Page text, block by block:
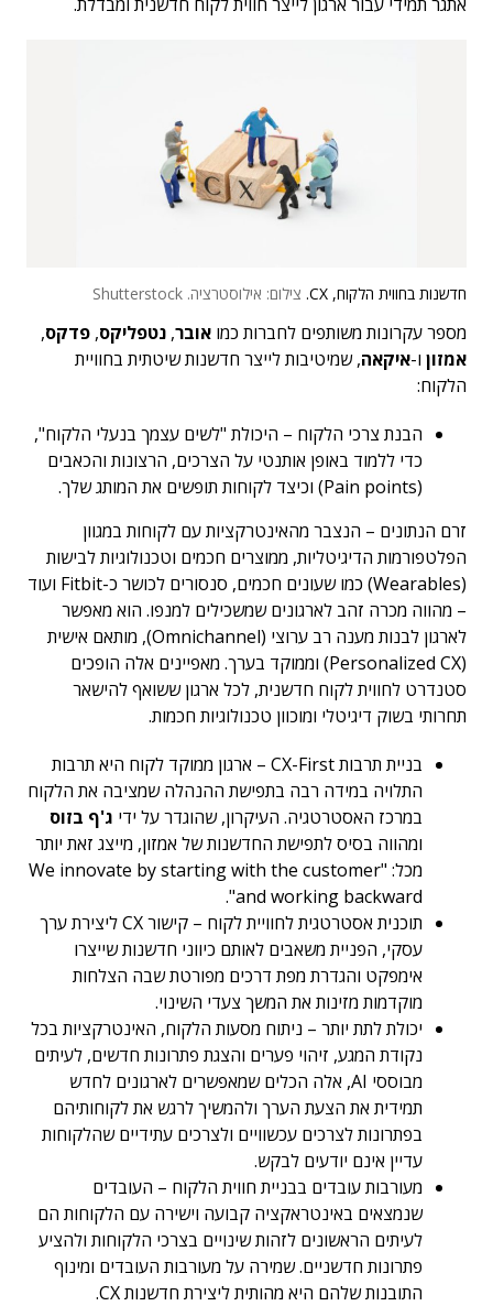
אתגר תמידי עבור ארגון לייצר חווית לקוח חדשנית ומבדלת.
חדשנות בחווית הלקוח, CX. צילום: אילוסטרציה. Shutterstock
מספר עקרונות משותפים לחברות כמו אובר, נטפליקס, פדקס,
אמזון ו-איקאה, שמיטיבות לייצר חדשנות שיטתית בחוויית
הלקוח:
הבנת צרכי הלקוח – היכולת "לשים עצמך בנעלי הלקוח",
כדי ללמוד באופן אותנטי על הצרכים, הרצונות והכאבים
(Pain points) וכיצד לקוחות תופשים את המותג שלך.
זרם הנתונים – הנצבר מהאינטרקציות עם לקוחות במגוון
הפלטפורמות הדיגיטליות, ממוצרים חכמים וטכנולוגיות לבישות
(Wearables) כמו שעונים חכמים, סנסורים לכושר כ-Fitbit ועוד
– מהווה מכרה זהב לארגונים שמשכילים למנפו. הוא מאפשר
לארגון לבנות מענה רב ערוצי (Omnichannel), מותאם אישית
(Personalized CX) וממוקד בערך. מאפיינים אלה הופכים
סטנדרט לחווית לקוח חדשנית, לכל ארגון ששואף להישאר
תחרותי בשוק דיגיטלי ומוכוון טכנולוגיות חכמות.
בניית תרבות CX-First – ארגון ממוקד לקוח היא תרבות
התלויה במידה רבה בתפישת ההנהלה שמציבה את הלקוח
במרכז האסטרטגיה. העיקרון, שהוגדר על ידי ג'ף בזוס
ומהווה בסיס לתפישת החדשנות של אמזון, מייצג זאת יותר
מכל: "We innovate by starting with the customer
and working backward".
תוכנית אסטרטגית לחוויית לקוח – קישור CX ליצירת ערך
עסקי, הפניית משאבים לאותם כיווני חדשנות שייצרו
אימפקט והגדרת מפת דרכים מפורטת שבה הצלחות
מוקדמות מזינות את המשך צעדי השינוי.
יכולת לתת יותר – ניתוח מסעות הלקוח, האינטרקציות בכל
נקודת המגע, זיהוי פערים והצגת פתרונות חדשים, לעיתים
מבוססי AI, אלה הכלים שמאפשרים לארגונים לחדש
תמידית את הצעת הערך ולהמשיך לרגש את לקוחותיהם
בפתרונות לצרכים עכשוויים ולצרכים עתידיים שהלקוחות
עדיין אינם יודעים לבקש.
מעורבות עובדים בבניית חווית הלקוח – העובדים
שנמצאים באינטראקציה קבועה וישירה עם הלקוחות הם
לעיתים הראשונים לזהות שינויים בצרכי הלקוחות ולהציע
פתרונות חדשניים. שמירה על מעורבות העובדים ומינוף
התובנות שלהם היא מהותית ליצירת חדשנות CX.